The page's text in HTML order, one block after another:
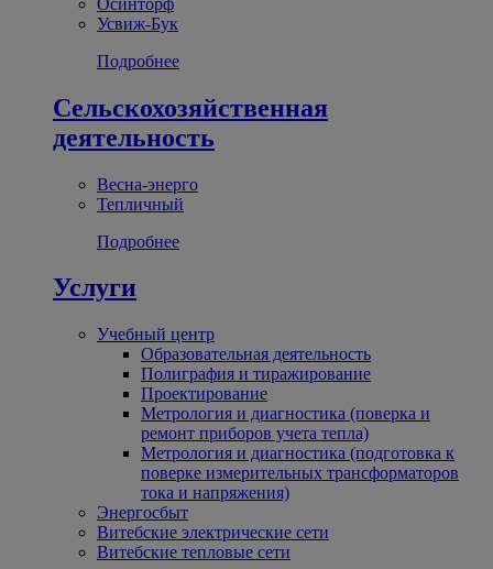
Усвиж-Бук
Подробнее
Сельскохозяйственная
деятельность
Весна-энерго
Тепличный
Подробнее
Услуги
Учебный центр
Образовательная деятельность
Полиграфия и тиражирование
Проектирование
Метрология и диагностика (поверка и
ремонт приборов учета тепла)
Метрология и диагностика (подготовка к
поверке измерительных трансформаторов
тока и напряжения)
Энергосбыт
Витебские электрические сети
Витебские тепловые сети